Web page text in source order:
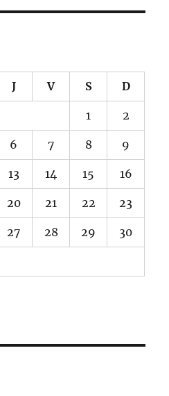
J V S D
1 2
6 7 8 9
13 14 15 16
20 21 22 23
27 28 29 30